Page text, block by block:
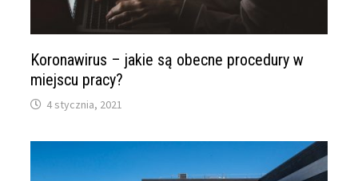
Koronawirus – jakie są obecne procedury w
miejscu pracy?
4 stycznia, 2021